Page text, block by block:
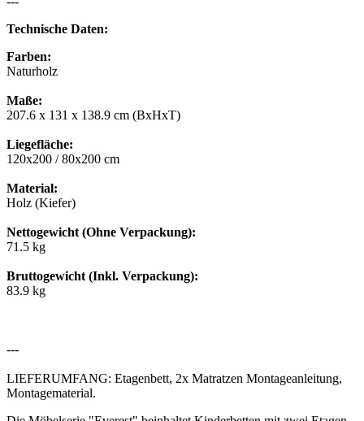
Technische Daten:
Farben:
Naturholz
Maße:
207.6 x 131 x 138.9 cm (BxHxT)
Liegefläche:
120x200 / 80x200 cm
Material:
Holz (Kiefer)
Nettogewicht (Ohne Verpackung):
71.5 kg
Bruttogewicht (Inkl. Verpackung):
83.9 kg
---
LIEFERUMFANG: Etagenbett, 2x Matratzen Montageanleitung,
Montagematerial.